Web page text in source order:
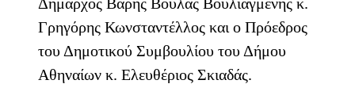
Γρηγόρης Κωνσταντέλλος και ο Πρόεδρος
του Δημοτικού Συμβουλίου του Δήμου
Αθηναίων κ. Ελευθέριος Σκιαδάς.